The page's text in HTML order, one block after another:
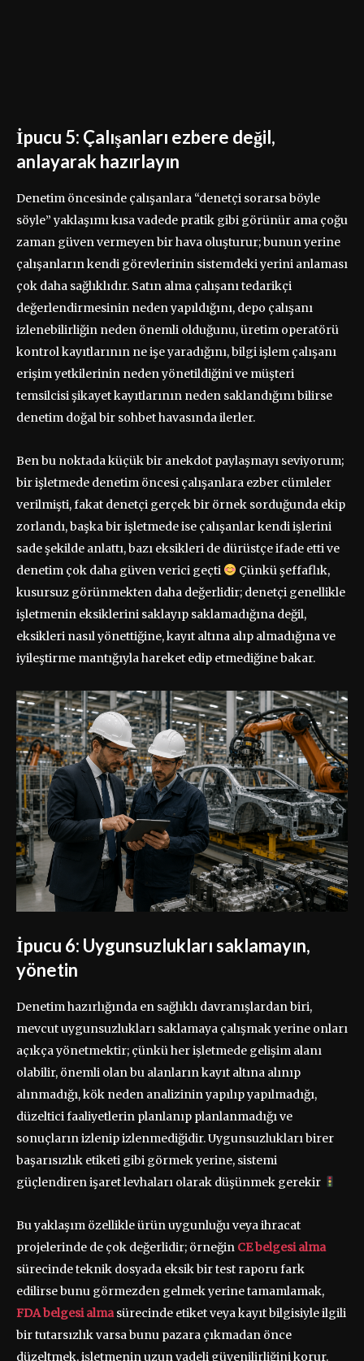
İpucu 5: Çalışanları ezbere değil,
anlayarak hazırlayın
Denetim öncesinde çalışanlara “denetçi sorarsa böyle
söyle” yaklaşımı kısa vadede pratik gibi görünür ama çoğu
zaman güven vermeyen bir hava oluşturur; bunun yerine
çalışanların kendi görevlerinin sistemdeki yerini anlaması
çok daha sağlıklıdır. Satın alma çalışanı tedarikçi
değerlendirmesinin neden yapıldığını, depo çalışanı
izlenebilirliğin neden önemli olduğunu, üretim operatörü
kontrol kayıtlarının ne işe yaradığını, bilgi işlem çalışanı
erişim yetkilerinin neden yönetildiğini ve müşteri
temsilcisi şikayet kayıtlarının neden saklandığını bilirse
denetim doğal bir sohbet havasında ilerler.
Ben bu noktada küçük bir anekdot paylaşmayı seviyorum;
bir işletmede denetim öncesi çalışanlara ezber cümleler
verilmişti, fakat denetçi gerçek bir örnek sorduğunda ekip
zorlandı, başka bir işletmede ise çalışanlar kendi işlerini
sade şekilde anlattı, bazı eksikleri de dürüstçe ifade etti ve
denetim çok daha güven verici geçti
Çünkü şeffaflık,
kusursuz görünmekten daha değerlidir; denetçi genellikle
işletmenin eksiklerini saklayıp saklamadığına değil,
eksikleri nasıl yönettiğine, kayıt altına alıp almadığına ve
iyileştirme mantığıyla hareket edip etmediğine bakar.
İpucu 6: Uygunsuzlukları saklamayın,
yönetin
Denetim hazırlığında en sağlıklı davranışlardan biri,
mevcut uygunsuzlukları saklamaya çalışmak yerine onları
açıkça yönetmektir; çünkü her işletmede gelişim alanı
olabilir, önemli olan bu alanların kayıt altına alınıp
alınmadığı, kök neden analizinin yapılıp yapılmadığı,
düzeltici faaliyetlerin planlanıp planlanmadığı ve
sonuçların izlenip izlenmediğidir. Uygunsuzlukları birer
başarısızlık etiketi gibi görmek yerine, sistemi
güçlendiren işaret levhaları olarak düşünmek gerekir
Bu yaklaşım özellikle ürün uygunluğu veya ihracat
projelerinde de çok değerlidir; örneğin CE belgesi alma
sürecinde teknik dosyada eksik bir test raporu fark
edilirse bunu görmezden gelmek yerine tamamlamak,
FDA belgesi almasürecinde etiket veya kayıt bilgisiyle ilgili
bir tutarsızlık varsa bunu pazara çıkmadan önce
düzeltmek, işletmenin uzun vadeli güvenilirliğini korur.